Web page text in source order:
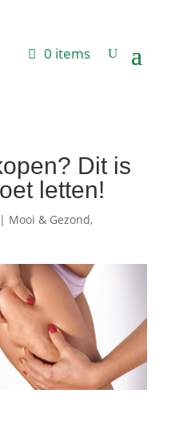
0 items
Dit is
letten!
Mooi & Gezond,